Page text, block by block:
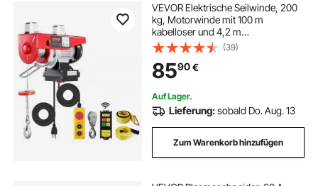
VEVOR Elektrische Seilwinde, 200
kg, Motorwinde mit 100 m
kabelloser und 4,2 m
kabelgebundener Fernbedienung,
12 m Hubhöhe mit Einzelkabel,
Einzel-/Doppelschlingen,
Hebezeug für Garage, Lager, Fabrik
(39)
8590€
Auf Lager.
Lieferung:sobald Do. Aug. 13
Zum Warenkorb hinzufügen